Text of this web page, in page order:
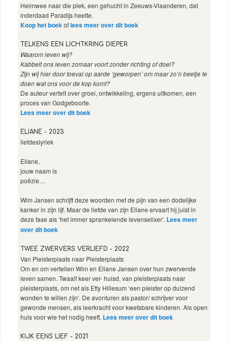
Heimwee naar die plek, een gehucht in Zeeuws-Vlaanderen, dat
inderdaad Paradijs heette.
Koop het boekoflees meer over dit boek
TELKENS EEN LICHTKRING DIEPER
Waarom leven wij?
Kabbelt ons leven zomaar voort zonder richting of doel?
Zijn wij hier door toeval op aarde ‘geworpen’ om maar zo’n beetje te
doen wat ons voor de kop komt?
De auteur vertelt over groei, ontwikkeling, ergens uitkomen, een
proces van Godgeboorte.
Lees meer over dit boek
ELIANE - 2023
liefdeslyriek
Eliane,
jouw naam is
poëzie…
Wim Jansen schrijft deze woorden met de pijn van een dodelijke
kanker in zijn lijf. Maar de liefde van zijn Eliane ervaart hij juist in
deze fase als ‘het immer sprankelende levenselixer’. Lees meer
over dit boek
TWEE ZWERVERS VERLIEFD - 2022
Van Pleisterplaats naar Pleisterplaats
Om en om vertellen Wim en Eliane Jansen over hun zwervende
leven samen. Twaalf keer ver- huisd, van pleisterplaats naar
pleisterplaats, om net als Etty Hillesum ‘een pleister op duizend
wonden te willen zijn’. De avonturen als pastor/ schrijver voor
gewonde mensen, als leerkracht voor kwetsbare kinderen. Als open
huis voor wie het nodig heeft. Lees meer over dit boek
KIJK EENS LIEF - 2021